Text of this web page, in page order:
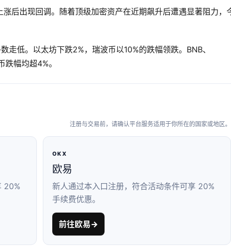
后出现回调。随着顶级加密资产在近期飙升后遭遇显著阻力，
走低。以太坊下跌2%，瑞波币以10%的跌幅领跌。BNB、
幅均超4%。
注册与交易前，请确认平台服务适用于你所在的国家或地区。
20%
OKX
欧易
新人通过本入口注册，符合活动条件可享 20%
手续费优惠。
前往欧易→